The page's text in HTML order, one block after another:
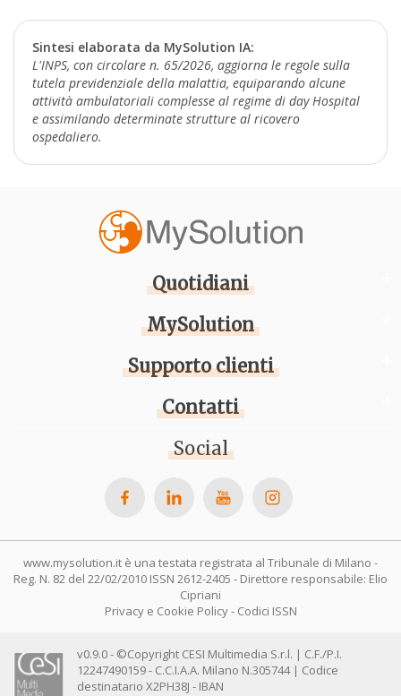
Sintesi elaborata da MySolution IA:
L'INPS, con circolare n. 65/2026, aggiorna le regole sulla
tutela previdenziale della malattia, equiparando alcune
attività ambulatoriali complesse al regime di day Hospital
e assimilando determinate strutture al ricovero
ospedaliero.
Quotidiani
MySolution
Supporto clienti
Contatti
Social
www.mysolution.it è una testata registrata al Tribunale di Milano -
Reg. N. 82 del 22/02/2010 ISSN 2612-2405 - Direttore responsabile: Elio
Cipriani
Privacy e Cookie Policy- Codici ISSN
v0.9.0 - ©Copyright CESI Multimedia S.r.l. | C.F./P.I.
12247490159 - C.C.I.A.A. Milano N.305744 | Codice
destinatario X2PH38J - IBAN